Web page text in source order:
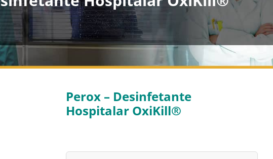
Perox – Desinfetante
Hospitalar OxiKill®